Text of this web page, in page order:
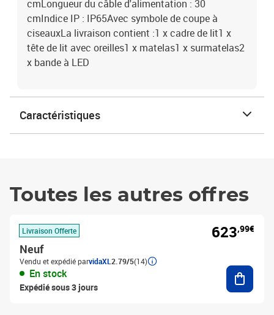
cmLongueur du câble d'alimentation : 30
cmIndice IP : IP65Avec symbole de coupe à
ciseauxLa livraison contient :1 x cadre de lit1 x
tête de lit avec oreilles1 x matelas1 x surmatelas2
x bande à LED
Caractéristiques
Toutes les autres offres
Livraison Offerte
Neuf
Vendu et expédié parvidaXL 2.79/5(14)
En stock
Expédié sous 3 jours
623,99€